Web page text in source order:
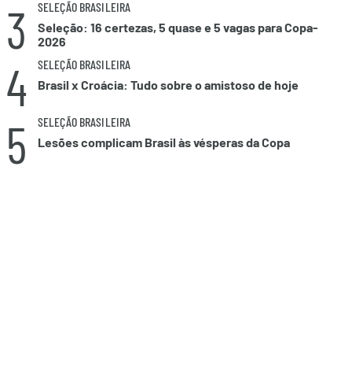
3
SELEÇÃO BRASILEIRA
Seleção: 16 certezas, 5 quase e 5 vagas para Copa-
2026
4
SELEÇÃO BRASILEIRA
Brasil x Croácia: Tudo sobre o amistoso de hoje
5
SELEÇÃO BRASILEIRA
Lesões complicam Brasil às vésperas da Copa